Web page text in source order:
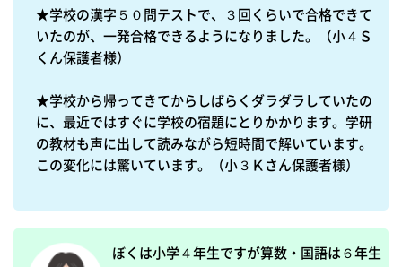
★学校の漢字５０問テストで、３回くらいで合格できて
いたのが、一発合格できるようになりました。（小４Ｓ
くん保護者様）
★学校から帰ってきてからしばらくダラダラしていたの
に、最近ではすぐに学校の宿題にとりかかります。学研
の教材も声に出して読みながら短時間で解いています。
この変化には驚いています。（小３Ｋさん保護者様）
ぼくは小学４年生ですが算数・国語は６年生